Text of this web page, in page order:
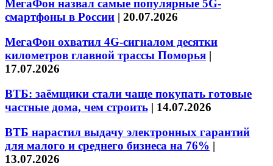
МегаФон назвал самые популярные 5G-
смартфоны в России | 20.07.2026
МегаФон охватил 4G-сигналом десятки
километров главной трассы Поморья |
17.07.2026
ВТБ: заёмщики стали чаще покупать готовые
частные дома, чем строить | 14.07.2026
ВТБ нарастил выдачу электронных гарантий
для малого и среднего бизнеса на 76% |
13.07.2026